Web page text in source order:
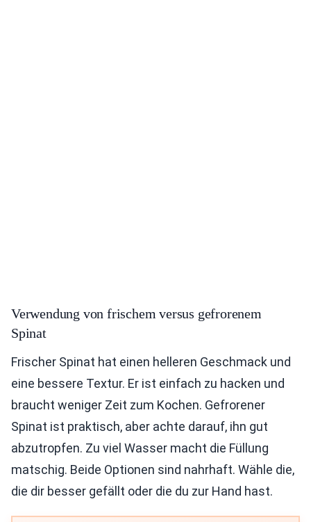
Verwendung von frischem versus gefrorenem
Spinat
Frischer Spinat hat einen helleren Geschmack und
eine bessere Textur. Er ist einfach zu hacken und
braucht weniger Zeit zum Kochen. Gefrorener
Spinat ist praktisch, aber achte darauf, ihn gut
abzutropfen. Zu viel Wasser macht die Füllung
matschig. Beide Optionen sind nahrhaft. Wähle die,
die dir besser gefällt oder die du zur Hand hast.